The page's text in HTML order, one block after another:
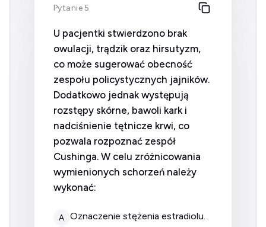
Pytanie 5
U pacjentki stwierdzono brak
owulacji, trądzik oraz hirsutyzm,
co może sugerować obecność
zespołu policystycznych jajników.
Dodatkowo jednak występują
rozstępy skórne, bawoli kark i
nadciśnienie tętnicze krwi, co
pozwala rozpoznać zespół
Cushinga. W celu zróżnicowania
wymienionych schorzeń należy
wykonać:
A oznaczenie stężenia estradiolu.